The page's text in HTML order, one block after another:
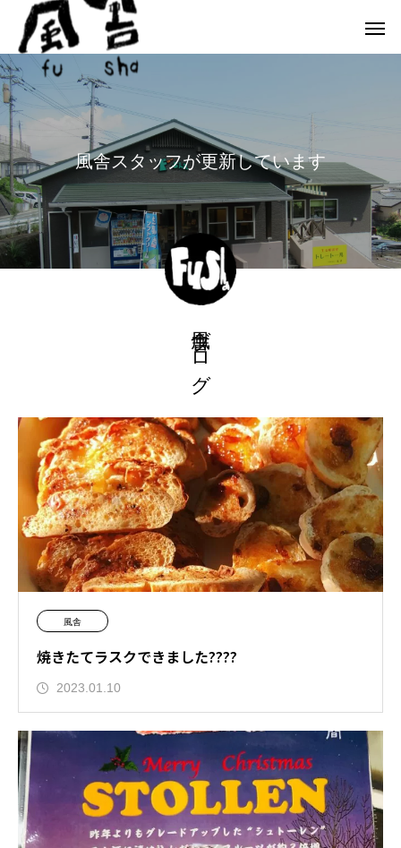
風舎ス タ ッフが更新しています
風舎ブログ
風舎
焼きたてラスクできました????
2023.01.10